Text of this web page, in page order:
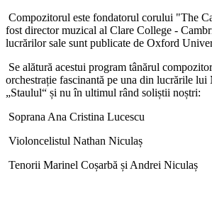
Compozitorul este fondatorul corului "The
fost director muzical al Clare College -
lucrărilor sale sunt publicate de Oxford
Se alătură acestui program tânărul
orchestrație fascinantă pe una din lucrările
„Staulul“ și nu în ultimul rând soliștii noștri:
Soprana Ana Cristina Lucescu
Violoncelistul Nathan Niculaș
Tenorii Marinel Coșarbă și Andrei Niculaș